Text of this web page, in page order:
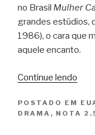
no Brasil Mulher
grandes estúdios,
1986), o cara que
aquele encanto.
Continue lendo
POSTADO EM
DRAMA , NOTA